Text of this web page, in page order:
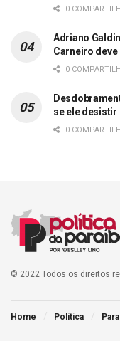
0
Adriano
Carneiro
0
se ele desistir
0
© 2022 Todos os direitos
Home Política